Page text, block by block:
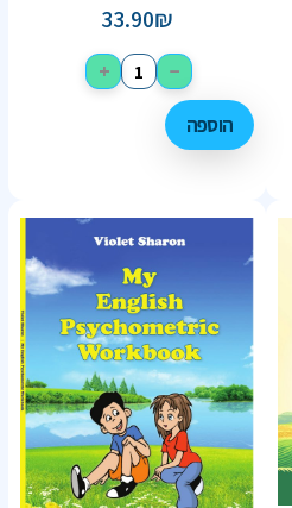
33.90₪
−
+
הוספה